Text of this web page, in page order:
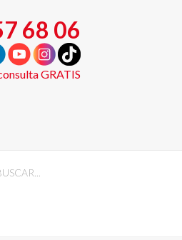
68 06
GRATIS